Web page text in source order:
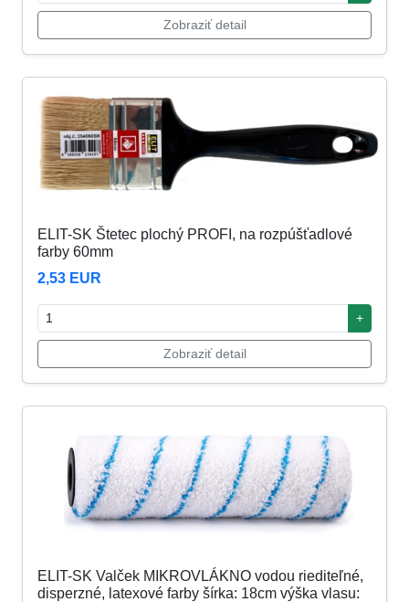
Zobraziť detail
ELIT-SK Štetec plochý PROFI, na rozpúšťadlové
farby 60mm
2,53 EUR
+
Zobraziť detail
ELIT-SK Valček MIKROVLÁKNO vodou riediteľné,
disperzné, latexové farby šírka: 18cm výška vlasu: